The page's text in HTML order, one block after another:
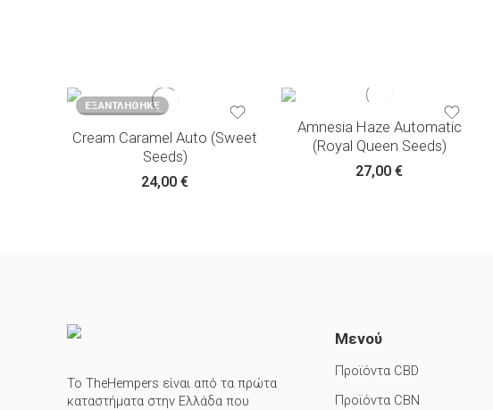
ΕΞΑΝΤΛΉΘΗΚΕ
Cream Caramel Auto (Sweet
Seeds)
24,00 €
Amnesia Haze Automatic
(Royal Queen Seeds)
27,00 €
Το TheHempers είναι από τα πρώτα
καταστήματα στην Ελλάδα που
Μενού
Προϊόντα CBD
Προϊόντα CBN